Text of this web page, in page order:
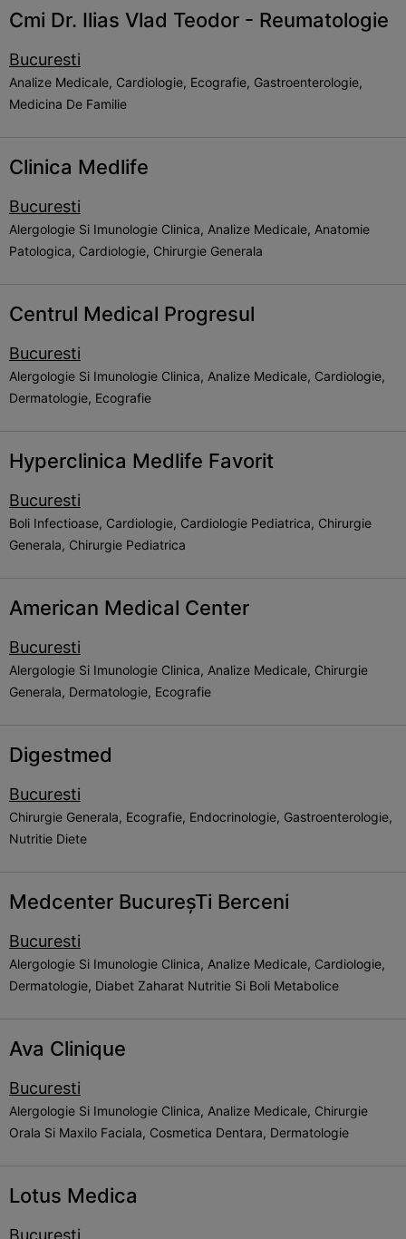
Cmi Dr. Ilias Vlad Teodor - Reumatologie
Bucuresti
Analize Medicale, Cardiologie, Ecografie, Gastroenterologie,
Medicina De Familie
Clinica Medlife
Bucuresti
Alergologie Si Imunologie Clinica, Analize Medicale, Anatomie
Patologica, Cardiologie, Chirurgie Generala
Centrul Medical Progresul
Bucuresti
Alergologie Si Imunologie Clinica, Analize Medicale, Cardiologie,
Dermatologie, Ecografie
Hyperclinica Medlife Favorit
Bucuresti
Boli Infectioase, Cardiologie, Cardiologie Pediatrica, Chirurgie
Generala, Chirurgie Pediatrica
American Medical Center
Bucuresti
Alergologie Si Imunologie Clinica, Analize Medicale, Chirurgie
Generala, Dermatologie, Ecografie
Digestmed
Bucuresti
Chirurgie Generala, Ecografie, Endocrinologie, Gastroenterologie,
Nutritie Diete
Medcenter BucureșTi Berceni
Bucuresti
Alergologie Si Imunologie Clinica, Analize Medicale, Cardiologie,
Dermatologie, Diabet Zaharat Nutritie Si Boli Metabolice
Ava Clinique
Bucuresti
Alergologie Si Imunologie Clinica, Analize Medicale, Chirurgie
Orala Si Maxilo Faciala, Cosmetica Dentara, Dermatologie
Lotus Medica
Bucuresti